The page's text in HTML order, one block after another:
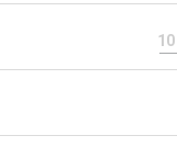
10